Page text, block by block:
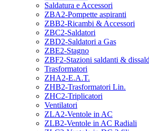
Saldatura e Accessori
ZBA2-Pompette aspiranti
ZBB2-Ricambi & Accessori
ZBC2-Saldatori
ZBD2-Saldatori a Gas
ZBE2-Stagno
ZBF2-Stazioni saldanti &
Trasformatori
ZHA2-E.A.T.
ZHB2-Trasformatori Lin.
ZHC2-Triplicatori
Ventilatori
ZLA2-Ventole in AC
ZLB2-Ventole in AC Radiali